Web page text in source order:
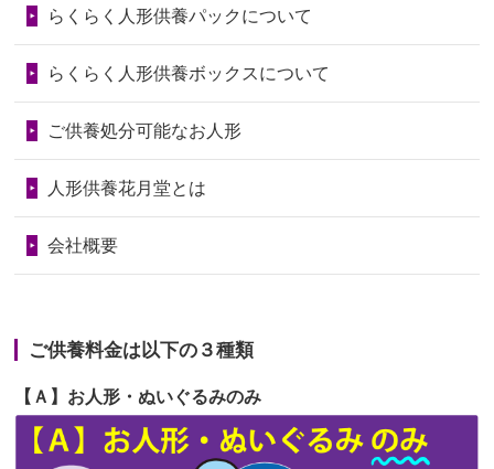
2026/06/28老後のことを考え体力のあるうちに身
2026/06/28人形たちに これまで本当にありがとう
天...
2026/06/24今は亡き両親が孫（私の子供）の初節
句に贈って...
が伸びた時...
2026/06/22
娘の初めてのひな祭りにあわせて、娘
の祖父母か...
第71回人形供養祭令和6年8月1日(木)
第70回人形供養祭令和6年6月21日(金)
第68回人形供養祭令和6年3月22日(金)
第65回人形供養祭令和5年11月09日(木)
第64回人形供養祭令和5年9月21日(木)
第63回人形供養祭 令和5年8月1日(火)
らくらく人形供養パックについて
らくらく人形供養ボックスについて
ご供養処分可能なお人形
人形供養花月堂とは
会社概要
ご供養料金は以下の３種類
【Ａ】お人形・ぬいぐるみのみ